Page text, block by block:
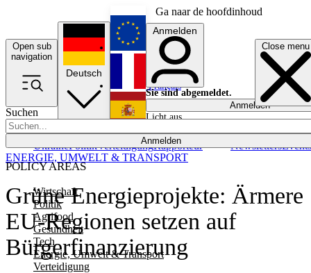
Ga naar de hoofdinhoud
Open sub
navigation
Close menu
Suchen
Anmelden
POLICY AREAS
Wirtschaft
Politik
Agrifood
Gesundheit
Tech
Energie, Umwelt & Transport
Verteidigung
UkrainePolitikVerteidigungRapporteur NewslettersEvents
Deutsch
English
Français
Anmelden
Sie sind abgemeldet.
Anmelden
Licht aus
Grüne Energieprojekte: Ärmere
EU-Regionen setzen auf
Bürgerfinanzierung
ENERGIE, UMWELT & TRANSPORT